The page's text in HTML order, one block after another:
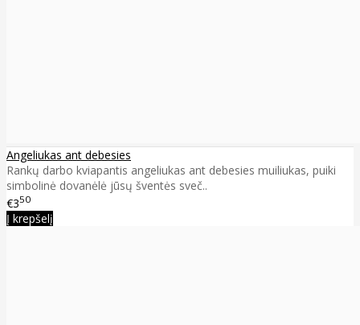
Angeliukas ant debesies
Rankų darbo kviapantis angeliukas ant debesies muiliukas, puiki
simbolinė dovanėlė jūsų šventės sveč..
€350
Į krepšelį